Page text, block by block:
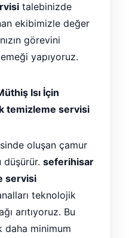
talebinizde
ekibimizle değer
görevini
yapıyoruz.
Isı İçin
temizleme servisi
oluşan çamur
düşürür. seferihisar
servisi
teknolojik
arıtıyoruz. Bu
minimum